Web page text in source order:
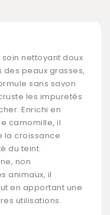
soin nettoyant doux
peaux grasses,
sans savon
les impuretés
Enrichi en
camomille, il
la croissance
du teint.
non
animaux, il
en apportant une
utilisations.